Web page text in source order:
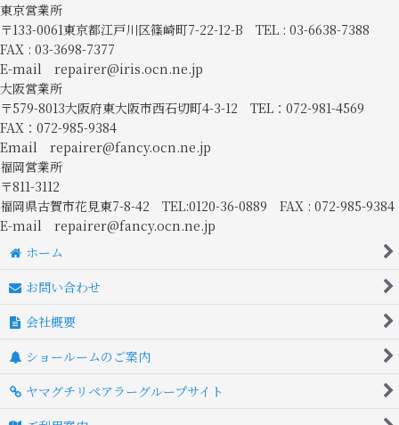
東京営業所
〒133-0061東京都江戸川区篠崎町7-22-12-B TEL : 03-6638-7388
FAX : 03-3698-7377
E-mail repairer@iris.ocn.ne.jp
大阪営業所
〒579-8013大阪府東大阪市西石切町4-3-12 TEL：072-981-4569
FAX：072-985-9384
Email repairer@fancy.ocn.ne.jp
福岡営業所
〒811-3112
福岡県古賀市花見東7-8-42 TEL:0120-36-0889 FAX : 072-985-9384
E-mail repairer@fancy.ocn.ne.jp
ホーム
お問い合わせ
会社概要
ショールームのご案内
ヤマグチリペアラーグループサイト